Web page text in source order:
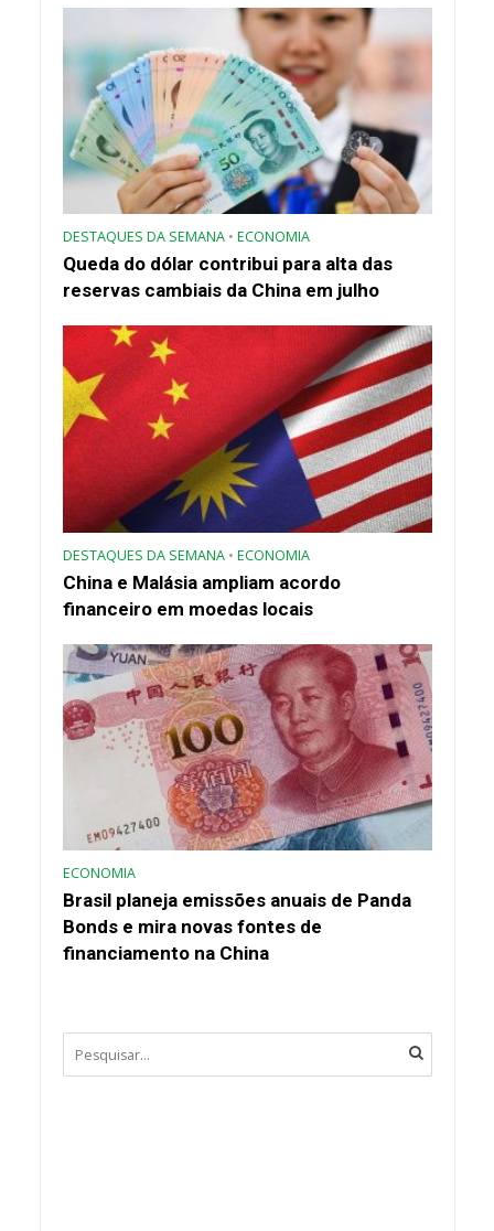
DESTAQUES DA SEMANA • ECONOMIA
Queda do dólar contribui para alta das
reservas cambiais da China em julho
DESTAQUES DA SEMANA • ECONOMIA
China e Malásia ampliam acordo
financeiro em moedas locais
ECONOMIA
Brasil planeja emissões anuais de Panda
Bonds e mira novas fontes de
financiamento na China